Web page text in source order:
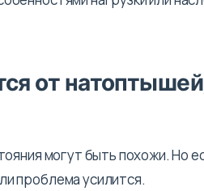
от
могут быть похожи. Но
проблема усилится.